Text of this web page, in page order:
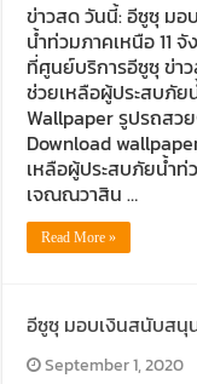
ข่าวสด วันนี้: อีซูซุ มอ
น้ำท่วมภาคเหนือ 11
ที่ศูนย์บริการอีซูซุ ข่า
ช่วยเหลือผู้ประสบภั
Wallpaper รูปรถสว
Download
เหลือผู้ประสบภัยน้ำ
เจณณวาสิน …
Read More »
อีซูซุ มอบเงินสนับสนุ
September 1, 2020